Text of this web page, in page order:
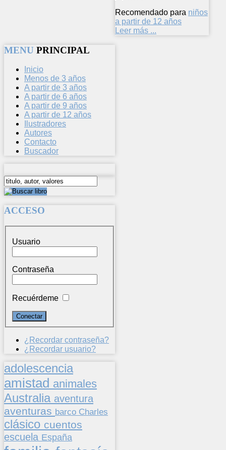
Recomendado para niños
a partir de 12 años
Leer más ...
MENU PRINCIPAL
Inicio
Menos de 3 años
A partir de 3 años
A partir de 6 años
A partir de 9 años
A partir de 12 años
Ilustradores
Autores
Contacto
Buscador
ACCESO
Usuario
Contraseña
Recuérdeme
¿Recordar contraseña?
¿Recordar usuario?
adolescencia
amistad animales
Australia aventura
aventuras barco Charles
clásico cuentos
escuela España